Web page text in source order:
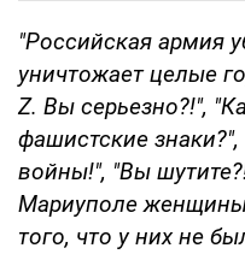
"Российская армия
уничтожает целые
Z. Вы серьезно?!",
фашистские
войны!", "Вы
Мариуполе женщины
того, что у них не